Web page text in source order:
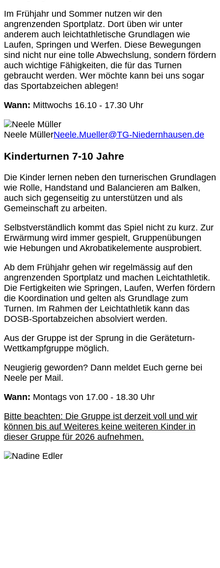
Im Frühjahr und Sommer nutzen wir den
angrenzenden Sportplatz. Dort üben wir unter
anderem auch leichtathletische Grundlagen wie
Laufen, Springen und Werfen. Diese Bewegungen
sind nicht nur eine tolle Abwechslung, sondern fördern
auch wichtige Fähigkeiten, die für das Turnen
gebraucht werden. Wer möchte kann bei uns sogar
das Sportabzeichen ablegen!
Wann: Mittwochs 16.10 - 17.30 Uhr
Neele MüllerNeele.Mueller@TG-Niedernhausen.de
Kinderturnen 7-10 Jahre
Die Kinder lernen neben den turnerischen Grundlagen
wie Rolle, Handstand und Balancieren am Balken,
auch sich gegenseitig zu unterstützen und als
Gemeinschaft zu arbeiten.
Selbstverständlich kommt das Spiel nicht zu kurz. Zur
Erwärmung wird immer gespielt, Gruppenübungen
wie Hebungen und Akrobatikelemente ausprobiert.
Ab dem Frühjahr gehen wir regelmässig auf den
angrenzenden Sportplatz und machen Leichtathletik.
Die Fertigkeiten wie Springen, Laufen, Werfen fördern
die Koordination und gelten als Grundlage zum
Turnen. Im Rahmen der Leichtathletik kann das
DOSB-Sportabzeichen absolviert werden.
Aus der Gruppe ist der Sprung in die Geräteturn-
Wettkampfgruppe möglich.
Neugierig geworden? Dann meldet Euch gerne bei
Neele per Mail.
Wann: Montags von 17.00 - 18.30 Uhr
Bitte beachten: Die Gruppe ist derzeit voll und wir
können bis auf Weiteres keine weiteren Kinder in
dieser Gruppe für 2026 aufnehmen.